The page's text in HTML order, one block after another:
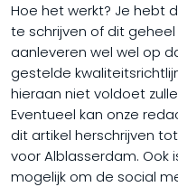
Hoe het werkt? Je hebt
te schrijven of dit
aanleveren wel wel op
gestelde
hieraan niet voldoet
Eventueel kan onze
dit artikel herschrijven
voor Alblasserdam. Ook
mogelijk om de social